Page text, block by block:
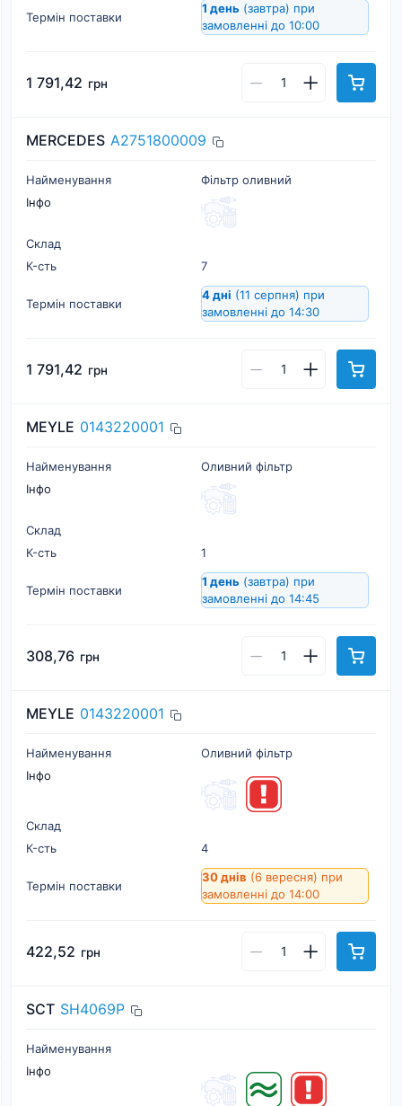
Термін поставки
1 день (завтра) при
замовленні до 10:00
1 791,42 грн
MERCEDES A2751800009
Найменування
Фільтр оливний
Інфо
Склад
К-cть
7
Термін поставки
4 дні (11 серпня) при
замовленні до 14:30
1 791,42 грн
MEYLE 0143220001
Найменування
Оливний фільтр
Інфо
Склад
К-cть
1
Термін поставки
1 день (завтра) при
замовленні до 14:45
308,76 грн
MEYLE 0143220001
Найменування
Оливний фільтр
Інфо
Склад
К-cть
4
Термін поставки
30 днів (6 вересня) при
замовленні до 14:00
422,52 грн
SCT SH4069P
Найменування
Інфо